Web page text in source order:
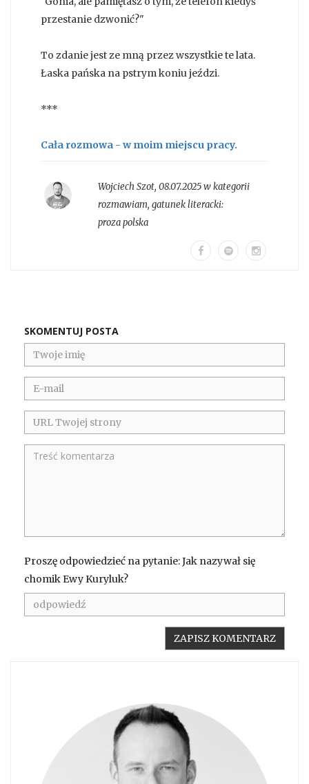
przestanie dzwonić?"
To zdanie jest ze mną przez wszystkie te lata.
Łaska pańska na pstrym koniu jeździ.
***
Cała rozmowa - w moim miejscu pracy.
Wojciech Szot, 08.07.2025 w kategorii
rozmawiam, gatunek literacki:
proza polska
SKOMENTUJ POSTA
Proszę odpowiedzieć na pytanie: Jak nazywał się
chomik Ewy Kuryluk?